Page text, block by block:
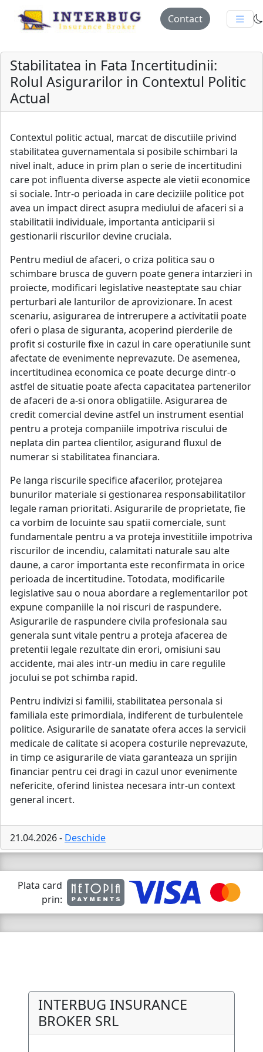
Contact
Stabilitatea in Fata Incertitudinii:
Rolul Asigurarilor in Contextul Politic
Actual
Contextul politic actual, marcat de discutiile privind
stabilitatea guvernamentala si posibile schimbari la
nivel inalt, aduce in prim plan o serie de incertitudini
care pot influenta diverse aspecte ale vietii economice
si sociale. Intr-o perioada in care deciziile politice pot
avea un impact direct asupra mediului de afaceri si a
stabilitatii individuale, importanta anticiparii si
gestionarii riscurilor devine cruciala.
Pentru mediul de afaceri, o criza politica sau o
schimbare brusca de guvern poate genera intarzieri in
proiecte, modificari legislative neasteptate sau chiar
perturbari ale lanturilor de aprovizionare. In acest
scenariu, asigurarea de intrerupere a activitatii poate
oferi o plasa de siguranta, acoperind pierderile de
profit si costurile fixe in cazul in care operatiunile sunt
afectate de evenimente neprevazute. De asemenea,
incertitudinea economica ce poate decurge dintr-o
astfel de situatie poate afecta capacitatea partenerilor
de afaceri de a-si onora obligatiile. Asigurarea de
credit comercial devine astfel un instrument esential
pentru a proteja companiile impotriva riscului de
neplata din partea clientilor, asigurand fluxul de
numerar si stabilitatea financiara.
Pe langa riscurile specifice afacerilor, protejarea
bunurilor materiale si gestionarea responsabilitatilor
legale raman prioritati. Asigurarile de proprietate, fie
ca vorbim de locuinte sau spatii comerciale, sunt
fundamentale pentru a va proteja investitiile impotriva
riscurilor de incendiu, calamitati naturale sau alte
daune, a caror importanta este reconfirmata in orice
perioada de incertitudine. Totodata, modificarile
legislative sau o noua abordare a reglementarilor pot
expune companiile la noi riscuri de raspundere.
Asigurarile de raspundere civila profesionala sau
generala sunt vitale pentru a proteja afacerea de
pretentii legale rezultate din erori, omisiuni sau
accidente, mai ales intr-un mediu in care regulile
jocului se pot schimba rapid.
Pentru indivizi si familii, stabilitatea personala si
familiala este primordiala, indiferent de turbulentele
politice. Asigurarile de sanatate ofera acces la servicii
medicale de calitate si acopera costurile neprevazute,
in timp ce asigurarile de viata garanteaza un sprijin
financiar pentru cei dragi in cazul unor evenimente
nefericite, oferind linistea necesara intr-un context
general incert.
21.04.2026 - Deschide
Plata card
prin:
INTERBUG INSURANCE
BROKER SRL